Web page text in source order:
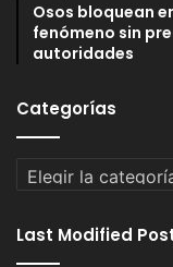
Osos bloquean
fenómeno sin
autoridades
Categorías
Categorías
Last Modified